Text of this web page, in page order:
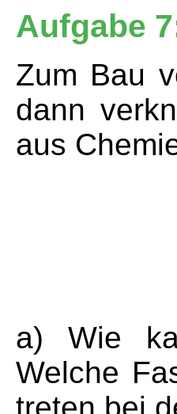
Aufgabe
Zum Bau
dann
aus
a) Wie
Welche